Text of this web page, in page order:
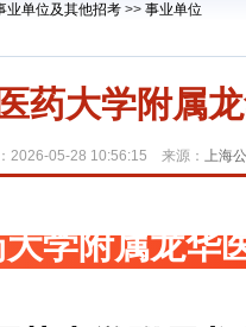
业单位及其他招考 >> 事业单位
药大学附属
2026-05-28 10:56:15 来源： 上海
学附属龙华